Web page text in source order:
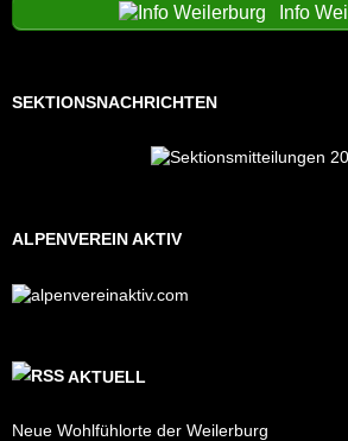
Info
SEKTIONSNACHRICHTEN
ALPENVEREIN AKTIV
AKTUELL
Neue Wohlfühlorte der Weilerburg